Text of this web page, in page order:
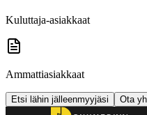
Kuluttaja-asiakkaat
Ammattiasiakkaat
Etsi lähin jälleenmyyjäsi Ota